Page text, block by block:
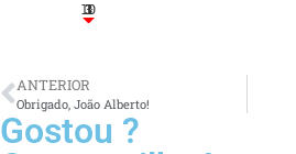
3
1
1
3
10
ANTERIOR
Obrigado, João Alberto!
Gostou ?